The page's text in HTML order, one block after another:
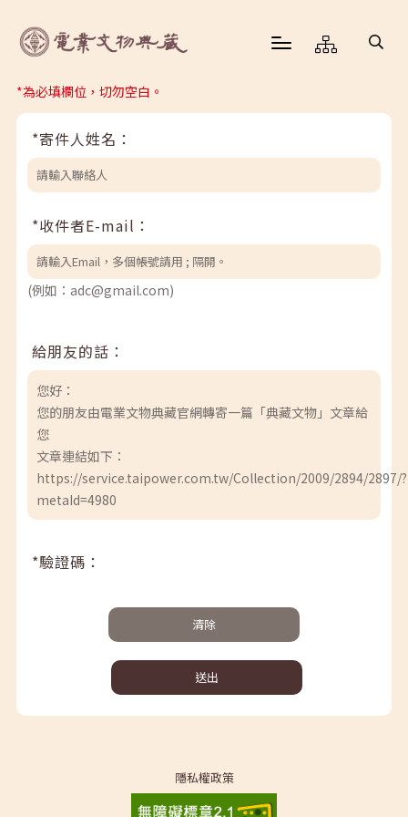
*為必填欄位，切勿空白。
*寄件人姓名：
*收件者E-mail：
(例如：adc@gmail.com)
給朋友的話：
您好：
您的朋友由電業文物典藏官網轉寄一篇「典藏文物」文章給
您
文章連結如下：
https://service.taipower.com.tw/Collection/2009/2894/2897/?
metaId=4980
*驗證碼：
清除
送出
隱私權政策